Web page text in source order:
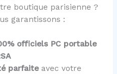
boutique parisienne ?
garantissons :
officiels PC portable
parfaiteavec votre